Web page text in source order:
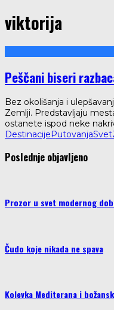
viktorija
Peščani biseri
Bez okolišanja i
Zemlji. Predstavljaju
ostanete ispod neke
DestinacijePutovanjaSvet
Poslednje objavljeno
Prozor u svet modernog
Čudo koje nikada ne spava
Kolevka Mediterana i